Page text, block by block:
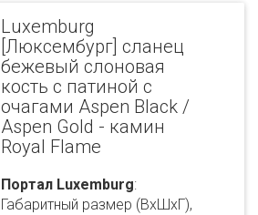
Luxemburg
[Люксембург] сланец
бежевый слоновая
кость с патиной с
очагами Aspen Black /
Aspen Gold - камин
Royal Flame
Портал Luxemburg:
Габаритный размер (ВхШхГ),